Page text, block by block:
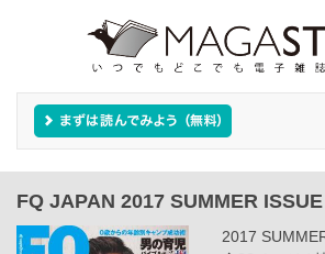
FQ JAPAN 2017 SUMMER ISSUE
2017